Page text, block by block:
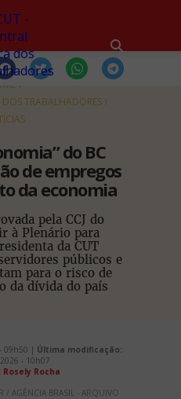
TRABALHADORES
do BC
de empregos
da economia
pela CCJ do
à Plenário para
da CUT
públicos e
para o risco de
da dívida do país
09h50 | Última modificação:
- 10h07
Rocha
/ AGÊNCIA BRASIL - ARQUIVO